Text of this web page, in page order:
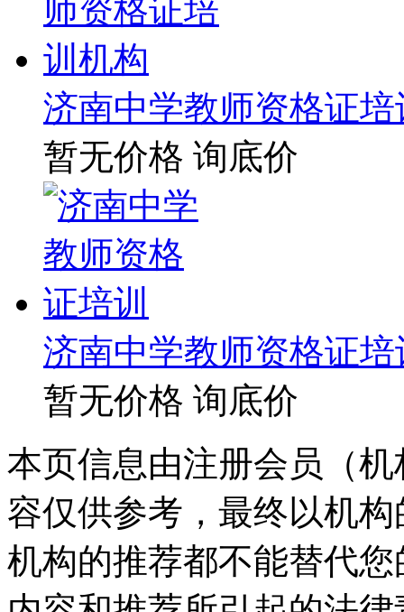
济南中学教师资格证
暂无价格 询底价
济南中学教师资格证培
暂无价格 询底价
本页信息由注册会员（
容仅供参考，最终以机
机构的推荐都不能替代